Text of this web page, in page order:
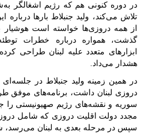
در دوره کنونی هم که رژیم اشغالگر
تلاش می‌کند، ولید جنبلاط بارها درباره
از همه دروزی‌ها خواسته است
گذشت، همواره درباره خطرات
ابزارهای متعدد علیه لبنان طراحی
هشدار می‌داد.
در همین زمینه ولید جنبلاط در
دروزی لبنان داشت، برنامه‌های موفق
سوریه و نقشه‌های رژیم صهیونیستی را
مجدد دولت اقلیت دروزی که شامل
سپس در مرحله بعدی به لبنان می‌رسد،